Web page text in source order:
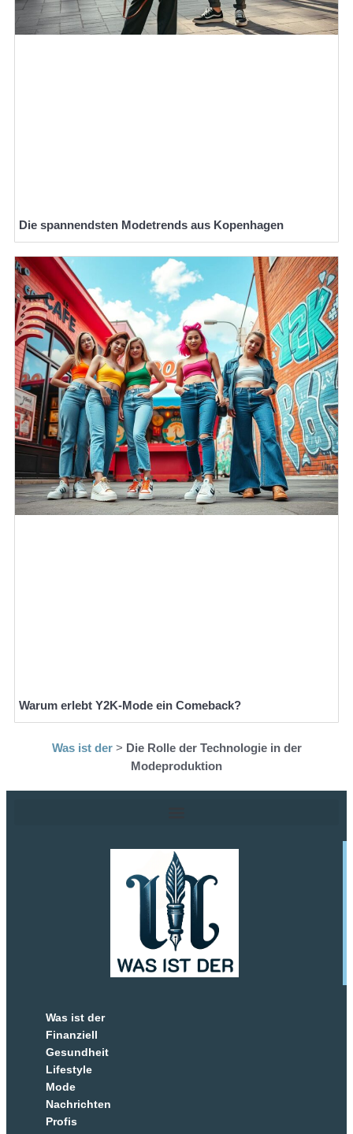
Die spannendsten Modetrends aus Kopenhagen
Warum erlebt Y2K-Mode ein Comeback?
Was ist der> Die Rolle der Technologie in der
Modeproduktion
Was ist der
Finanziell
Gesundheit
Lifestyle
Mode
Nachrichten
Profis